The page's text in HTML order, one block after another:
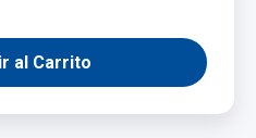
al Carrito